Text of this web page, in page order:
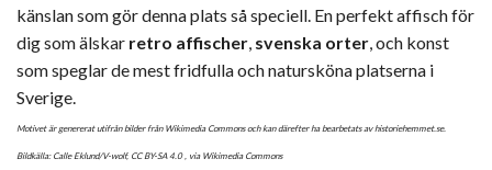
känslan som gör denna plats så speciell. En perfekt affisch för
dig som älskar retro affischer, svenska orter, och konst
som speglar de mest fridfulla och natursköna platserna i
Sverige.
Motivet är genererat utifrån bilder från Wikimedia Commons och kan därefter ha bearbetats av historiehemmet.se.
Bildkälla: Calle Eklund/V-wolf, CC BY-SA 4.0, via Wikimedia Commons